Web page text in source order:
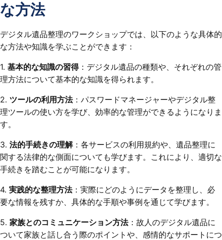
な方法
デジタル遺品整理のワークショップでは、以下のような具体的
な方法や知識を学ぶことができます：
1. 基本的な知識の習得：デジタル遺品の種類や、それぞれの管
理方法について基本的な知識を得られます。
2. ツールの利用方法：パスワードマネージャーやデジタル整
理ツールの使い方を学び、効率的な管理ができるようになりま
す。
3. 法的手続きの理解：各サービスの利用規約や、遺品整理に
関する法律的な側面についても学びます。これにより、適切な
手続きを踏むことが可能になります。
4. 実践的な整理方法：実際にどのようにデータを整理し、必
要な情報を残すか、具体的な手順や事例を通じて学びます。
5. 家族とのコミュニケーション方法：故人のデジタル遺品に
ついて家族と話し合う際のポイントや、感情的なサポートにつ